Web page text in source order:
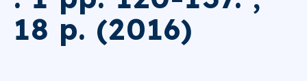
18 p. (2016)